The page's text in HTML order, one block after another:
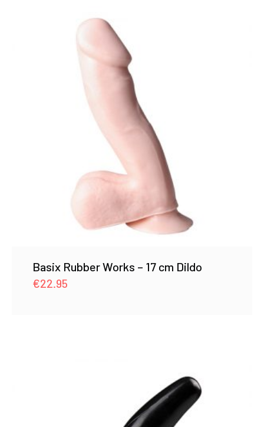
Basix Rubber Works – 17 cm Dildo
€22.95